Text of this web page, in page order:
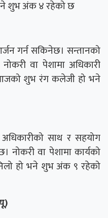
शुभ अंक ४ रहेको छ
गर्न सकिनेछ। सन्तानको
वा पेशामा अधिकारी
शुभ रंग कलेजी हो भने
साथ र सहयोग
नोकरी वा पेशामा कार्यको
हो भने शुभ अंक ९ रहेको